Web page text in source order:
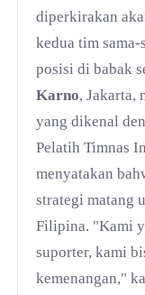
diperkirakan
kedua tim sama-
posisi di babak
Karno, Jakarta,
yang dikenal
Pelatih Timnas
menyatakan
strategi matang
Filipina. "Kami
suporter, kami
kemenangan,"